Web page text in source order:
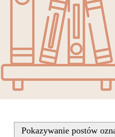
Pokazywanie postów